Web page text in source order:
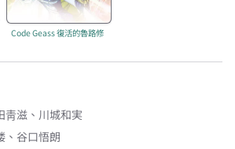
Code Geass 復活的魯路修
靑滋 、 川城和実
、 谷口悟朗